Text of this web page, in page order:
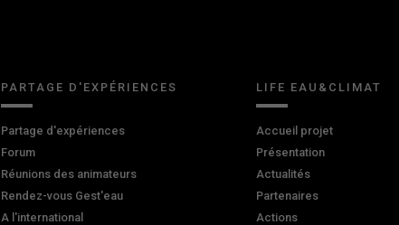
PARTAGE D'EXPÉRIENCES
Partage d'expériences
Forum
Réunions des animateurs
Rendez-vous Gest'eau
A l'international
LIFE EAU&CLIMAT
Accueil projet
Présentation
Actualités
Partenaires
Actions